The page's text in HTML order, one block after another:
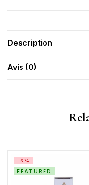
Description
Avis (0)
-6%
FEATURED